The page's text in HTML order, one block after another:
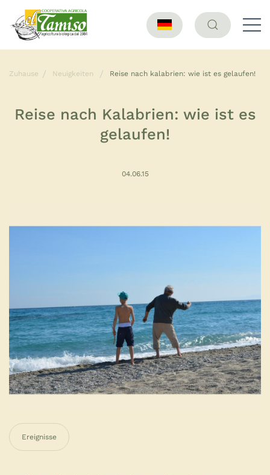
Zuhause Neuigkeiten Reise nach kalabrien: wie ist es gelaufen!
Reise nach Kalabrien: wie ist es
gelaufen!
04.06.15
Ereignisse